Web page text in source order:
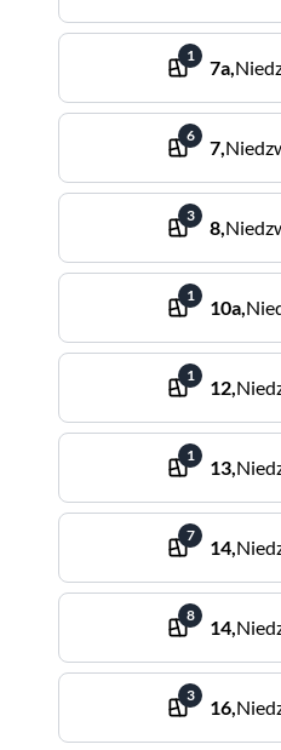
1
7a,
6
7,
3
8,
1
10a,
1
12,
1
13,
7
14,
8
14,
3
16,